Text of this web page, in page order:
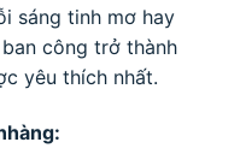
sáng tinh mơ hay
công trở thành
yêu thích nhất.